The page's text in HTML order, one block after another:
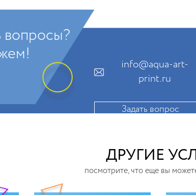
info@aqua-art-
print.ru
Задать вопрос
ДРУГИЕ
посмотрите, что еще вы